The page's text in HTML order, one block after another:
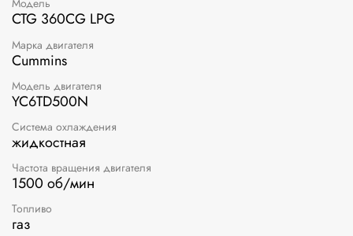
Модель
CTG 360CG LPG
Марка двигателя
Cummins
Модель двигателя
YC6TD500N
Система охлаждения
жидкостная
Частота вращения двигателя
1500 об/мин
Топливо
газ